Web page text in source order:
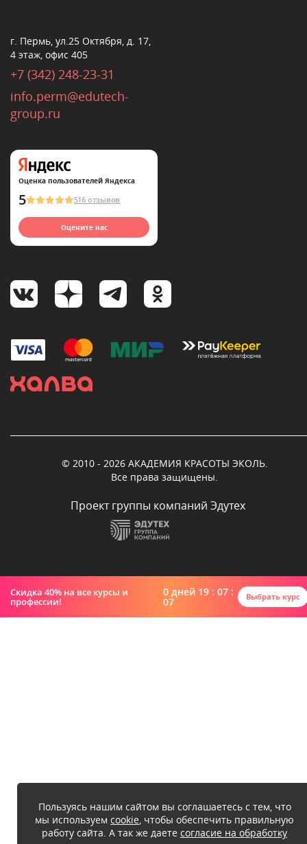
г. Пермь, ул.25 Октября, д. 17,
4 этаж, офис 405
+7 (342) 248-23-31
info.perm@edutech-
group.ru
Оценка пользователей Яндекса
5 516 отзывов
Оцените нас
© 2010 - 2026 АКАДЕМИЯ КРАСОТЫ ЭКОЛЬ.
Все права защищены.
Проект группы компаний Эдутех
Пользуясь нашим сайтом вы соглашаетесь с тем, что
мы используем cookie, чтобы обеспечить правильную
работу сайта. А так же даете согласие на обработку
Скидка 40% на все курсы и
профессии!
0 дней 19 : 07 :
07 Выбрать курс